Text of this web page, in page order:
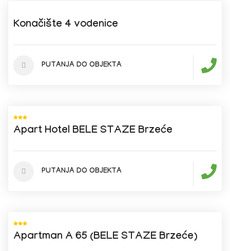
Konačište 4 vodenice
PUTANJA DO OBJEKTA
Apart Hotel BELE STAZE Brzeće
PUTANJA DO OBJEKTA
Apartman A 65 (BELE STAZE Brzeće)